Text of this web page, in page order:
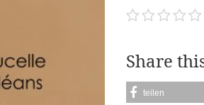
Share
teilen